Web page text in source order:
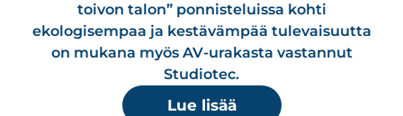
toivon talon” ponnisteluissa kohti
ekologisempaa ja kestävämpää tulevaisuutta
on mukana myös AV-urakasta vastannut
Studiotec.
Lue lisää